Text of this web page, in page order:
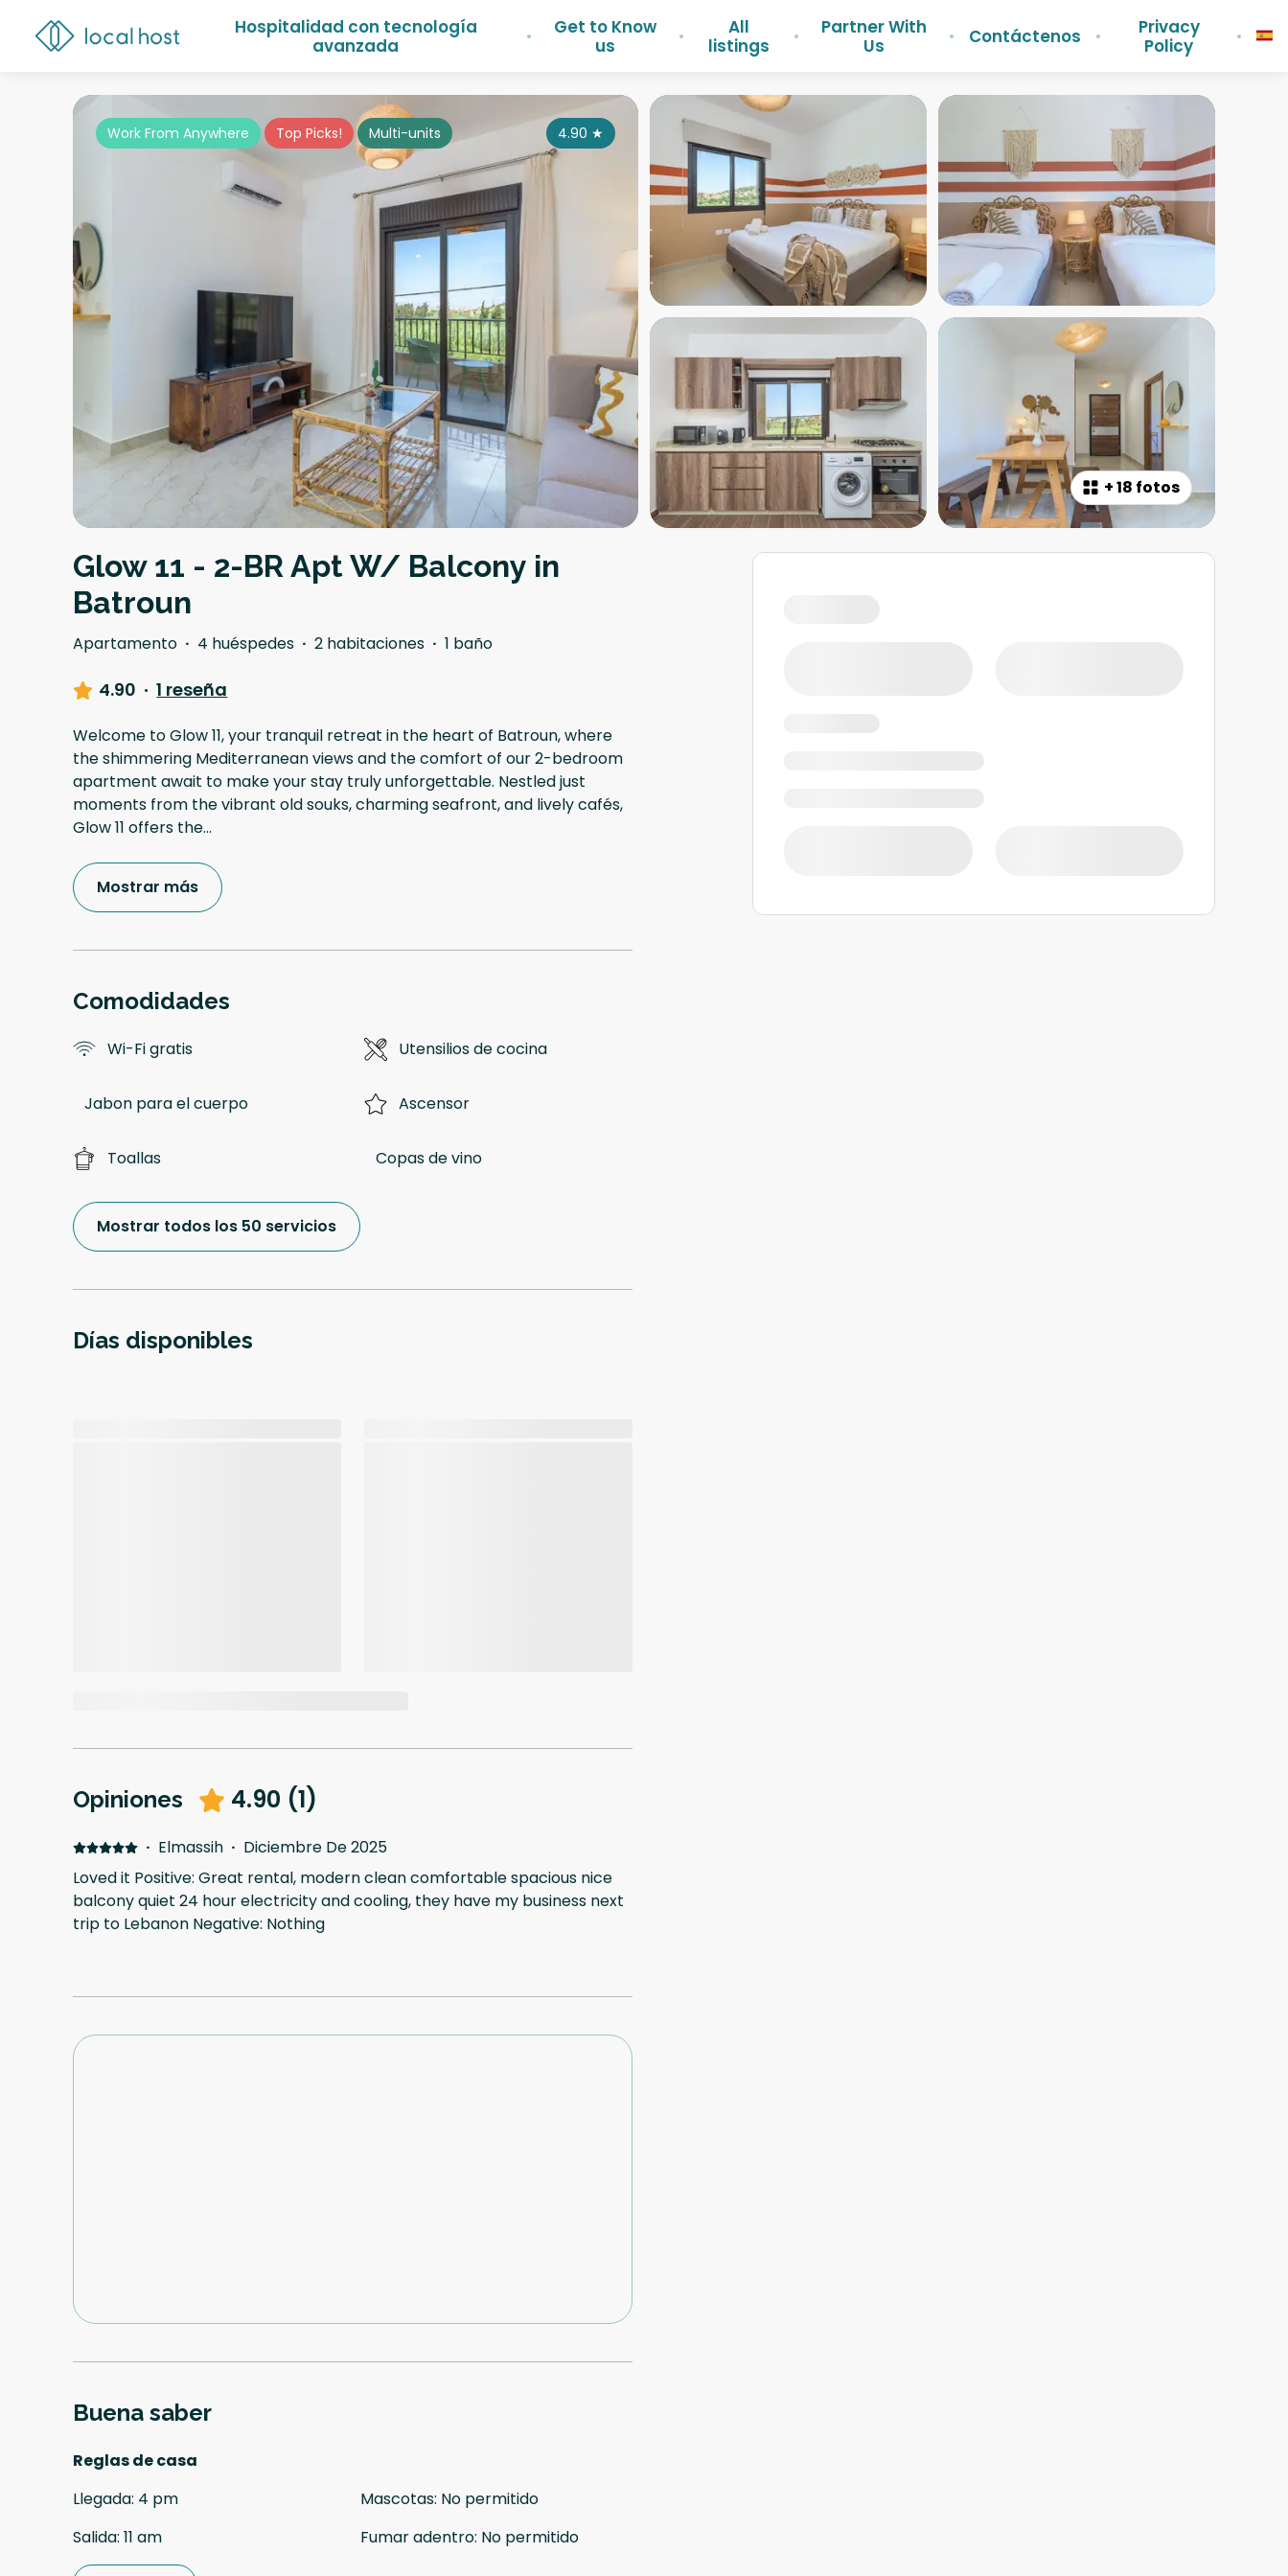
Hospitalidad con tecnología
avanzada
Get to Know
us
All
listings
Partner With
Us
Contáctenos
Privacy
Policy
+18 fotos
4.90 ★
Work From Anywhere Top Picks! Multi-units
Glow 11 - 2-BR Apt W/ Balcony in
Batroun
Apartamento · 4 huéspedes · 2 habitaciones · 1 baño
4.90 · 1 reseña
Welcome to Glow 11, your tranquil retreat in the heart of Batroun, where
the shimmering Mediterranean views and the comfort of our 2-bedroom
apartment await to make your stay truly unforgettable. Nestled just
moments from the vibrant old souks, charming seafront, and lively cafés,
Glow 11 offers the...
Mostrar más
Comodidades
Wi-Fi gratis Utensilios de cocina
Jabon para el cuerpo Ascensor
Toallas Copas de vino
Mostrar todos los 50 servicios
Días disponibles
Opiniones 4.90 (1)
· Elmassih · Diciembre De 2025
Loved it Positive: Great rental, modern clean comfortable spacious nice
balcony quiet 24 hour electricity and cooling, they have my business next
trip to Lebanon Negative: Nothing
Buena saber
Reglas de casa
Llegada: 4 pm
Salida: 11 am
Mascotas: No permitido
Fumar adentro: No permitido